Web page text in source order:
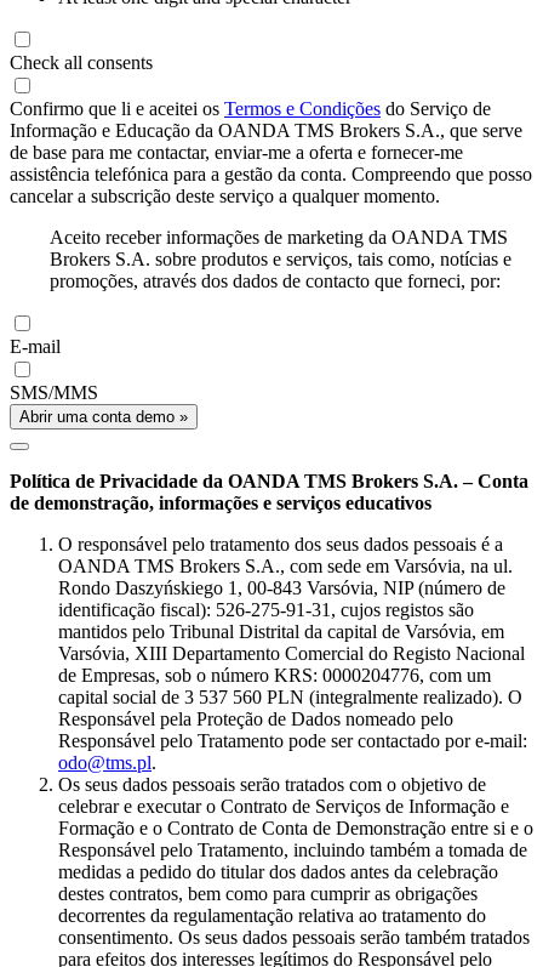
Check all consents
Confirmo que li e aceitei os Termos e Condições do Serviço de
Informação e Educação da OANDA TMS Brokers S.A., que serve
de base para me contactar, enviar-me a oferta e fornecer-me
assistência telefónica para a gestão da conta. Compreendo que posso
cancelar a subscrição deste serviço a qualquer momento.
Aceito receber informações de marketing da OANDA TMS
Brokers S.A. sobre produtos e serviços, tais como, notícias e
promoções, através dos dados de contacto que forneci, por:
E-mail
SMS/MMS
Abrir uma conta demo »
Política de Privacidade da OANDA TMS Brokers S.A. – Conta
de demonstração, informações e serviços educativos
O responsável pelo tratamento dos seus dados pessoais é a
OANDA TMS Brokers S.A., com sede em Varsóvia, na ul.
Rondo Daszyńskiego 1, 00-843 Varsóvia, NIP (número de
identificação fiscal): 526-275-91-31, cujos registos são
mantidos pelo Tribunal Distrital da capital de Varsóvia, em
Varsóvia, XIII Departamento Comercial do Registo Nacional
de Empresas, sob o número KRS: 0000204776, com um
capital social de 3 537 560 PLN (integralmente realizado). O
Responsável pela Proteção de Dados nomeado pelo
Responsável pelo Tratamento pode ser contactado por e-mail:
odo@tms.pl.
Os seus dados pessoais serão tratados com o objetivo de
celebrar e executar o Contrato de Serviços de Informação e
Formação e o Contrato de Conta de Demonstração entre si e o
Responsável pelo Tratamento, incluindo também a tomada de
medidas a pedido do titular dos dados antes da celebração
destes contratos, bem como para cumprir as obrigações
decorrentes da regulamentação relativa ao tratamento do
consentimento. Os seus dados pessoais serão também tratados
para efeitos dos interesses legítimos do Responsável pelo